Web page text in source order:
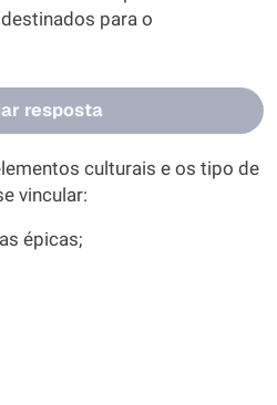
para o
resposta
culturais e os tipo de
vincular:
épicas;